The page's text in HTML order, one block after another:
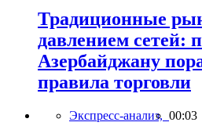
Традиционные
давлением сетей:
Азербайджану
правила торговли
Экспресс-анализ, 00:03